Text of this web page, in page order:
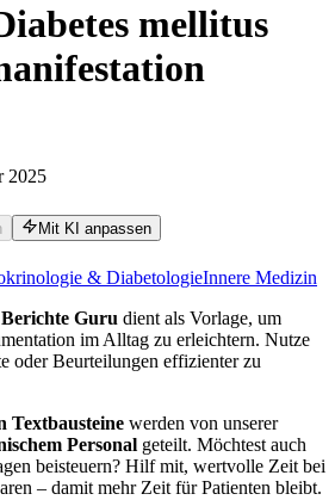
mellitus
2025
Mit KI anpassen
& DiabetologieInnere Medizin
Berichte Guru dient als Vorlage, um
im Alltag zu erleichtern. Nutze
oder Beurteilungen effizienter zu
Textbausteine werden von unserer
Personal geteilt. Möchtest auch
beisteuern? Hilf mit, wertvolle Zeit bei
– damit mehr Zeit für Patienten bleibt.